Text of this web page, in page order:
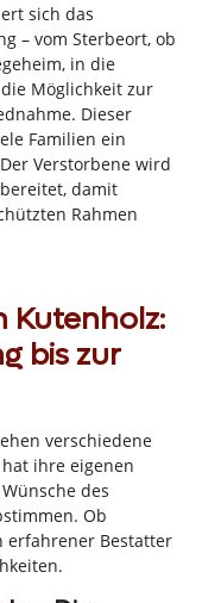
sich das
– vom Sterbeort, ob
in die
Möglichkeit zur
Dieser
Familien ein
Verstorbene wird
damit
Rahmen
Kutenholz:
bis zur
verschiedene
ihre eigenen
des
Ob
Bestatter